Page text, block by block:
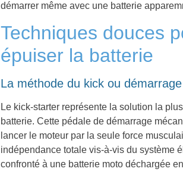
démarrer même avec une batterie
Techniques douces
épuiser la batterie
La méthode du kick ou démarrage
Le kick-starter représente la solution la
batterie. Cette pédale de démarrage
lancer le moteur par la seule force
indépendance totale vis-à-vis du système
confronté à une batterie moto déchargée